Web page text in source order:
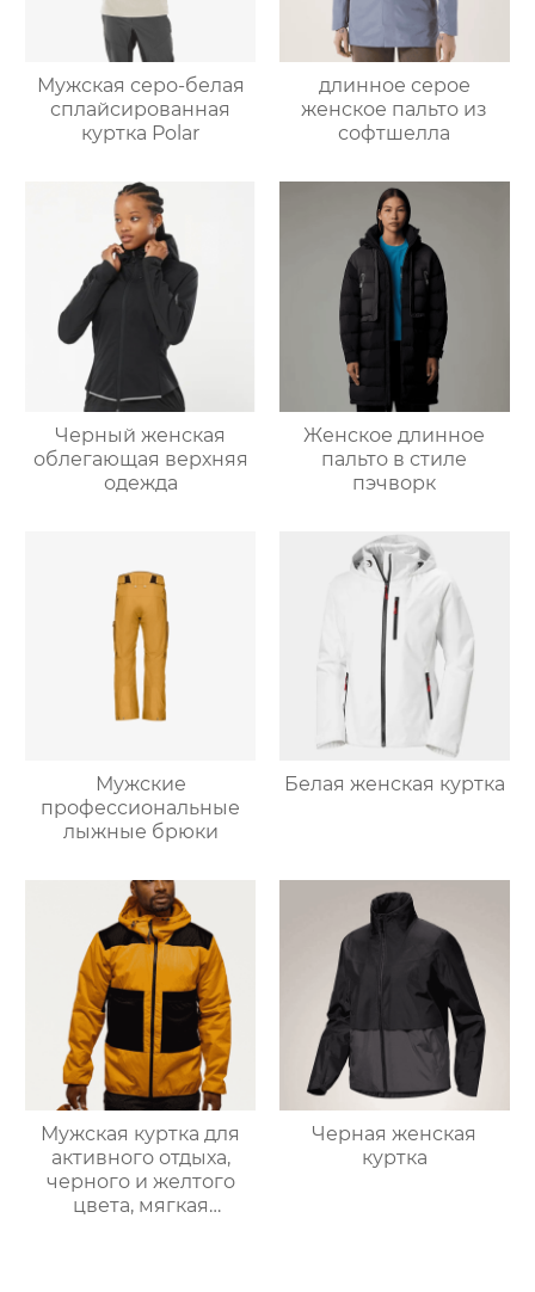
Мужская серо-белая
сплайсированная
куртка Polar
длинное серое
женское пальто из
софтшелла
Черный женская
облегающая верхняя
одежда
Женское длинное
пальто в стиле
пэчворк
Мужские
профессиональные
лыжные брюки
Белая женская куртка
Мужская куртка для
активного отдыха,
черного и желтого
цвета, мягкая
Черная женская
куртка